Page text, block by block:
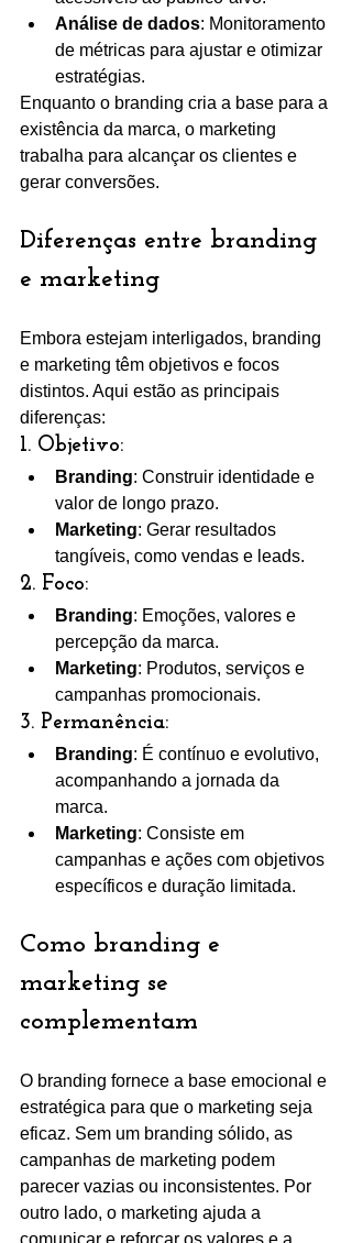
Análise de dados: Monitoramento
de métricas para ajustar e otimizar
estratégias.
Enquanto o branding cria a base para a
existência da marca, o marketing
trabalha para alcançar os clientes e
gerar conversões.
Diferenças entre branding
e marketing
Embora estejam interligados, branding
e marketing têm objetivos e focos
distintos. Aqui estão as principais
diferenças:
1. Objetivo:
Branding: Construir identidade e
valor de longo prazo.
Marketing: Gerar resultados
tangíveis, como vendas e leads.
2. Foco:
Branding: Emoções, valores e
percepção da marca.
Marketing: Produtos, serviços e
campanhas promocionais.
3. Permanência:
Branding: É contínuo e evolutivo,
acompanhando a jornada da
marca.
Marketing: Consiste em
campanhas e ações com objetivos
específicos e duração limitada.
Como branding e
marketing se
complementam
O branding fornece a base emocional e
estratégica para que o marketing seja
eficaz. Sem um branding sólido, as
campanhas de marketing podem
parecer vazias ou inconsistentes. Por
outro lado, o marketing ajuda a
comunicar e reforçar os valores e a